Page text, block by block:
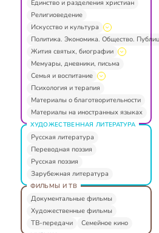
Единство и разделения христиан
Религиоведение
Искусство и культура
Политика. Экономика. Общество.
Жития святых, биографии
Мемуары, дневники, письма
Семья и воспитание
Психология и терапия
Материалы о благотворительности
Материалы на иностранных языках
ХУДОЖЕСТВЕННАЯ ЛИТЕРАТУРА
Русская литература
Переводная поэзия
Русская поэзия
Зарубежная литература
ФИЛЬМЫ И ТВ
Документальные фильмы
Художественные фильмы
ТВ-передачи
Семейное кино